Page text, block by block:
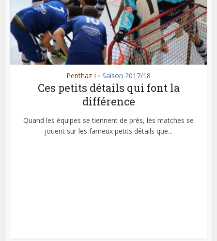
Penthaz I • Saison 2017/18
Ces petits détails qui font la
différence
Quand les équipes se tiennent de près, les matches se
jouent sur les fameux petits détails que...